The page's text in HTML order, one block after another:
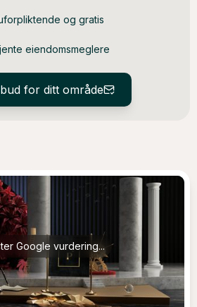
og gratis
eiendomsmeglere
for ditt område
Google vurdering...